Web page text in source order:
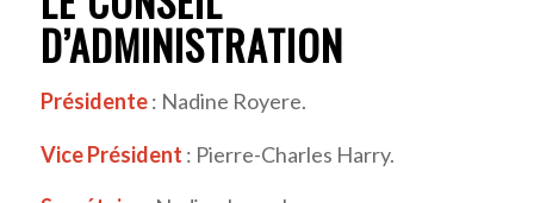
D’ADMINISTRATION
Présidente: Nadine Royere.
Vice Président : Pierre-Charles Harry.